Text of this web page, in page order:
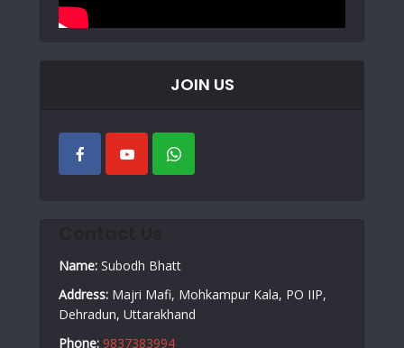
JOIN US
Name: Subodh Bhatt
Address: Majri Mafi, Mohkampur Kala, PO IIP,
Dehradun, Uttarakhand
Phone: 9837383994